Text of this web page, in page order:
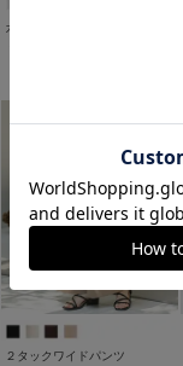
カーブパンツ
２タックワイドパンツ